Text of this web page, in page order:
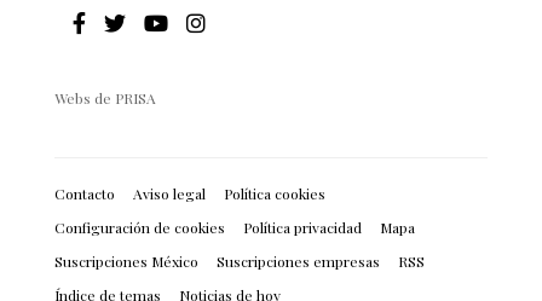
Webs de PRISA
Contacto Aviso legal
Política cookies
Configuración de cookies
Política privacidad
Mapa
Suscripciones México
Suscripciones empresas
RSS
Índice de temas
Noticias de hoy